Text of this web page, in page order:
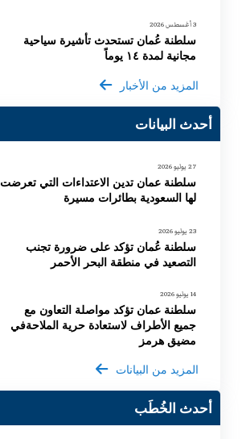
3 أغسطس 2026
سلطنة عُمان تستحدث تأشيرة سياحية
مجانية لمدة ١٤ يوماً
المزيد من الأخبار
أحدث البيانات
27 يوليو 2026
سلطنة عمان تدين الاعتداءات التي تعرضت
لها السعودية بطائرات مسيرة
23 يوليو 2026
سلطنة عُمان تؤكد على ضرورة تجنب
التصعيد في منطقة البحر الأحمر
14 يوليو 2026
سلطنة عمان تؤكد مواصلة التعاون مع
جميع الأطراف لاستعادة حرية الملاحةفي
مضيق هرمز
المزيد من البيانات
أحدث الخُطَب